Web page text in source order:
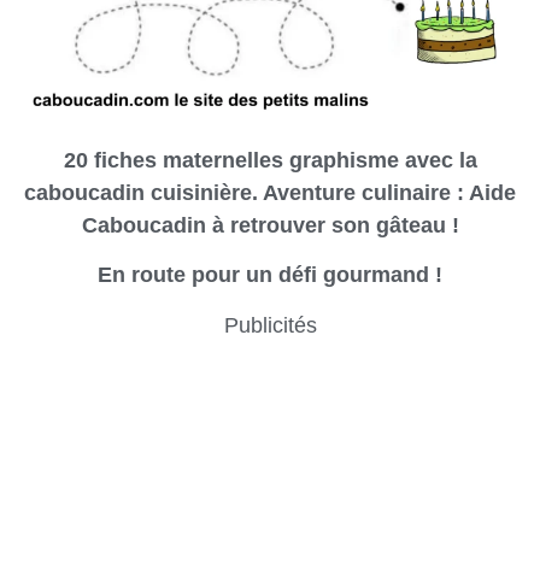
20 fiches maternelles graphisme avec la
caboucadin cuisinière. Aventure culinaire : Aide
Caboucadin à retrouver son gâteau !
En route pour un défi gourmand !
Publicités